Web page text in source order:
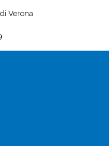
Verona